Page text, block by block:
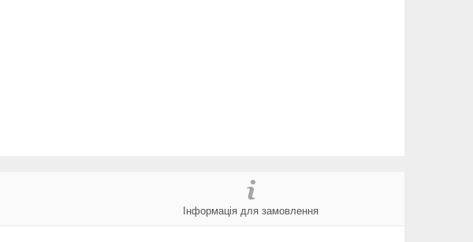
Інформація для замовлення